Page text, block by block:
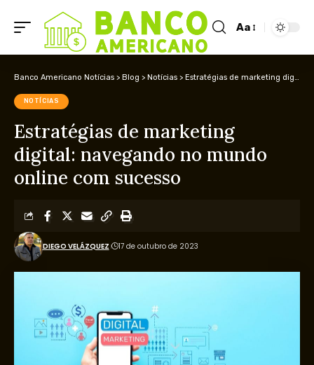
Aa
Banco Americano Notícias > Blog > Notícias > Estratégias de marketing digital: navegando no mundo online com sucesso
NOTÍCIAS
Estratégias de marketing
digital: navegando no mundo
online com sucesso
DIEGO VELÁZQUEZ 17 de outubro de 2023